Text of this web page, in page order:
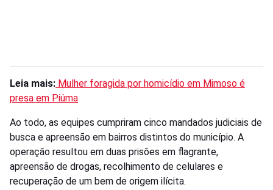
Leia mais: Mulher foragida por homicídio em Mimoso é
presa em Piúma
Ao todo, as equipes cumpriram cinco mandados judiciais de
busca e apreensão em bairros distintos do município. A
operação resultou em duas prisões em flagrante,
apreensão de drogas, recolhimento de celulares e
recuperação de um bem de origem ilícita.